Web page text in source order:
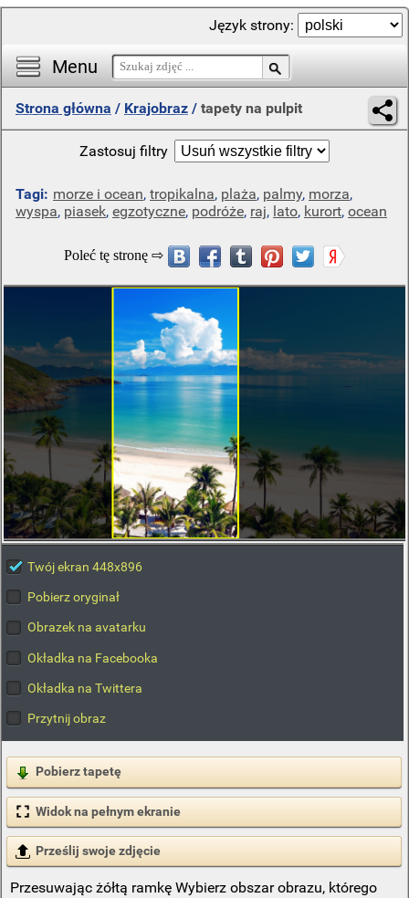
Menu
Język strony:
Strona główna / Krajobraz / tapety na pulpit
Zastosuj filtry
Tagi: morze i ocean, tropikalna, plaża, palmy, morza,
wyspa, piasek, egzotyczne, podróże, raj, lato, kurort, ocean
Twój ekran 448x896
Pobierz oryginał
Obrazek na avatarku
Okładka na Facebooka
Okładka na Twittera
Przytnij obraz
Pobierz tapetę
Widok na pełnym ekranie
Prześlij swoje zdjęcie
Przesuwając żółtą ramkę Wybierz obszar obrazu, którego